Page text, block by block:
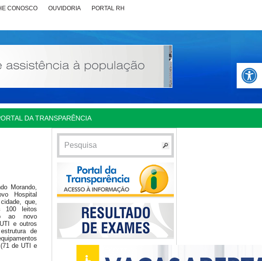
Abrir
CONOSCO OUVIDORIA PORTAL RH
DA TRANSPARÊNCIA
Morando,
Hospital
que,
100 leitos
ao novo
e outros
de
de UTI e